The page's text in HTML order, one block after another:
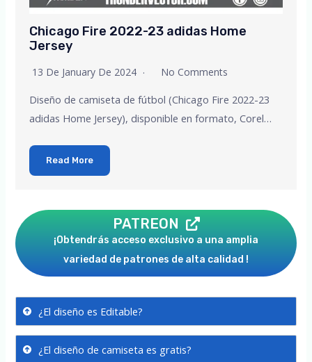
Chicago Fire 2022-23 adidas Home
Jersey
13 De January De 2024 No Comments
Diseño de camiseta de fútbol (Chicago Fire 2022-23
adidas Home Jersey), disponible en formato, Corel…
Read More
PATREON
¡Obtendrás acceso exclusivo a una amplia
variedad de patrones de alta calidad !
¿El diseño es Editable?
¿El diseño de camiseta es gratis?